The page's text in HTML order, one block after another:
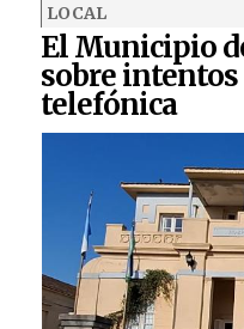
LOCAL
El Municipio
sobre intentos
telefónica